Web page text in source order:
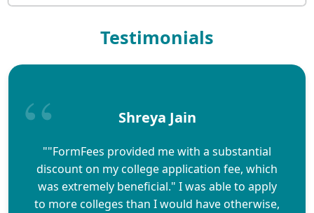
Testimonials
Shreya Jain
""FormFees provided me with a substantial
discount on my college application fee, which
was extremely beneficial." I was able to apply
to more colleges than I would have otherwise,